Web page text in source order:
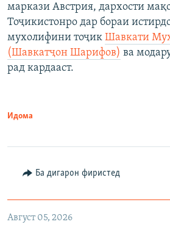
маркази Австрия, дархости
Тоҷикистонро дар бораи
мухолифини тоҷик Шавкати
(Шавкатҷон Шарифов) ва
рад кардааст.
Идома
Ба дигарон фиристед
Август 05, 2026